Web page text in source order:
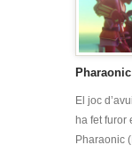
El joc
ha fet furor
Pharaonic